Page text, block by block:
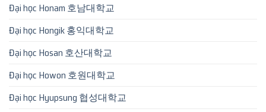
Đại học Honam 호남대학교
Đại học Hongik 홍익대학교
Đại học Hosan 호산대학교
Đại học Howon 호원대학교
Đại học Hyupsung 협성대학교